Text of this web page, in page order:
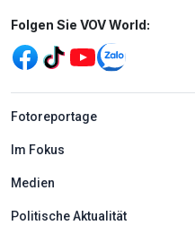
Mạng xã hội
Folgen Sie VOV World:
menu footer
Fotoreportage
Im Fokus
Medien
Politische Aktualität